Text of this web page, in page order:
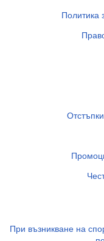
Политика
При възникване на